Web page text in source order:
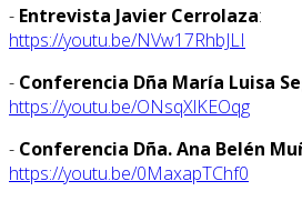
- Entrevista Javier Cerrolaza:
https://youtu.be/NVw17RhbJLI
- Conferencia Dña María Luisa
https://youtu.be/ONsqXlKEOqg
- Conferencia Dña. Ana Belén
https://youtu.be/0MaxapTChf0